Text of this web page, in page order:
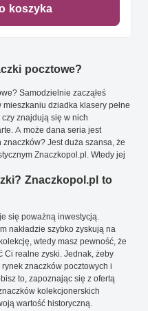
koszyka
pocztowe?
Samodzielnie zacząłeś
dziadka klasery pełne
znajdują się w nich
A może dana seria jest
Jest duża szansa, że
Znaczkopol.pl. Wtedy jej
Znaczkopol.pl to
się poważną inwestycją.
nakładzie szybko zyskują na
wtedy masz pewność, że
Ci realne zyski. Jednak, żeby
znaczków pocztowych i
to, zapoznając się z ofertą
kolekcjonerskich
wartość historyczną.